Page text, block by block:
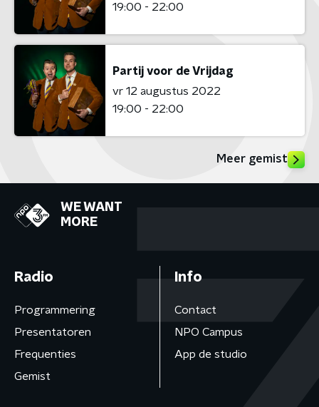
19:00 - 22:00
Partij voor de Vrijdag
vr 12 augustus 2022
19:00 - 22:00
Meer gemist
WE WANT
MORE
Radio
Programmering
Presentatoren
Frequenties
Gemist
Info
Contact
NPO Campus
App de studio